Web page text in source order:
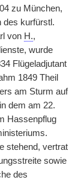
zu München,
des kurfürstl.
von H.,
wurde
Flügeladjutant
1849 Theil
am Sturm auf
dem am 22.
Hassenpflug
stehend, vertrat
sowie
des